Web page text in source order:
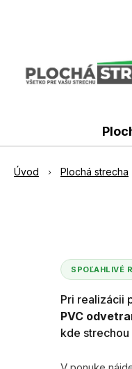
Úvod Plochá strecha
SPOĽAHLIVÉ
Pri realizácii
PVC
kde